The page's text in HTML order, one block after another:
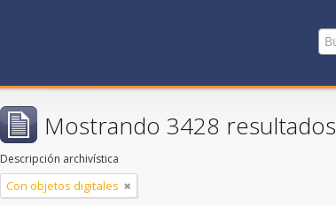
Mostrando 3428 resultados
Descripción archivística
Con objetos digitales